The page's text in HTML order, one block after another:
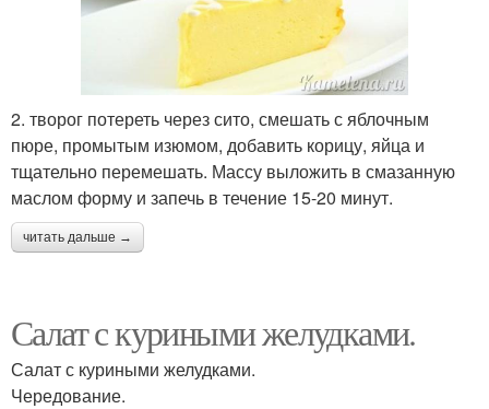
2. творог потереть через сито, смешать с яблочным
пюре, промытым изюмом, добавить корицу, яйца и
тщательно перемешать. Массу выложить в смазанную
маслом форму и запечь в течение 15-20 минут.
читать дальше →
Салат с куриными желудками.
Салат с куриными желудками.
Чередование.